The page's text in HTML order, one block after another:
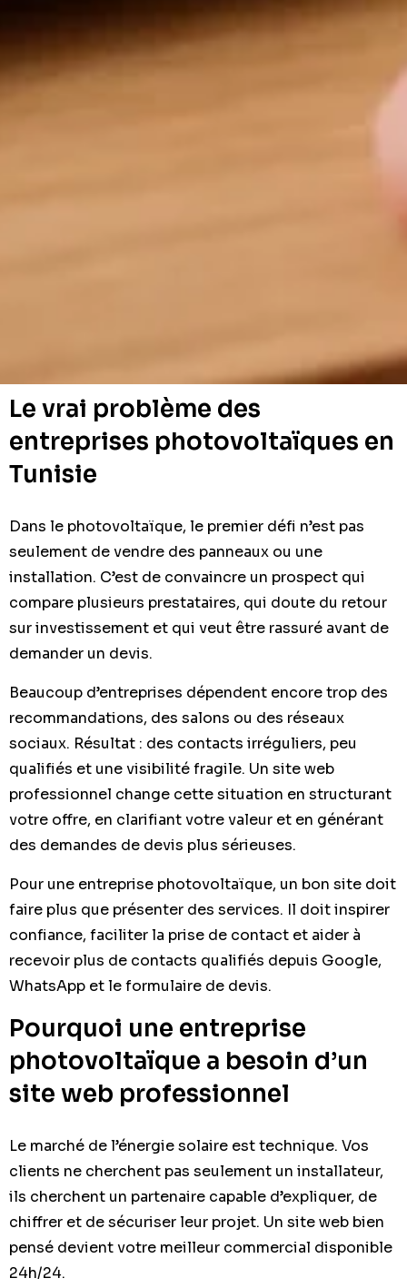
Le vrai problème des
entreprises photovoltaïques en
Tunisie
Dans le photovoltaïque, le premier défi n’est pas
seulement de vendre des panneaux ou une
installation. C’est de convaincre un prospect qui
compare plusieurs prestataires, qui doute du retour
sur investissement et qui veut être rassuré avant de
demander un devis.
Beaucoup d’entreprises dépendent encore trop des
recommandations, des salons ou des réseaux
sociaux. Résultat : des contacts irréguliers, peu
qualifiés et une visibilité fragile. Un site web
professionnel change cette situation en structurant
votre offre, en clarifiant votre valeur et en générant
des demandes de devis plus sérieuses.
Pour une entreprise photovoltaïque, un bon site doit
faire plus que présenter des services. Il doit inspirer
confiance, faciliter la prise de contact et aider à
recevoir plus de contacts qualifiés depuis Google,
WhatsApp et le formulaire de devis.
Pourquoi une entreprise
photovoltaïque a besoin d’un
site web professionnel
Le marché de l’énergie solaire est technique. Vos
clients ne cherchent pas seulement un installateur,
ils cherchent un partenaire capable d’expliquer, de
chiffrer et de sécuriser leur projet. Un site web bien
pensé devient votre meilleur commercial disponible
24h/24.